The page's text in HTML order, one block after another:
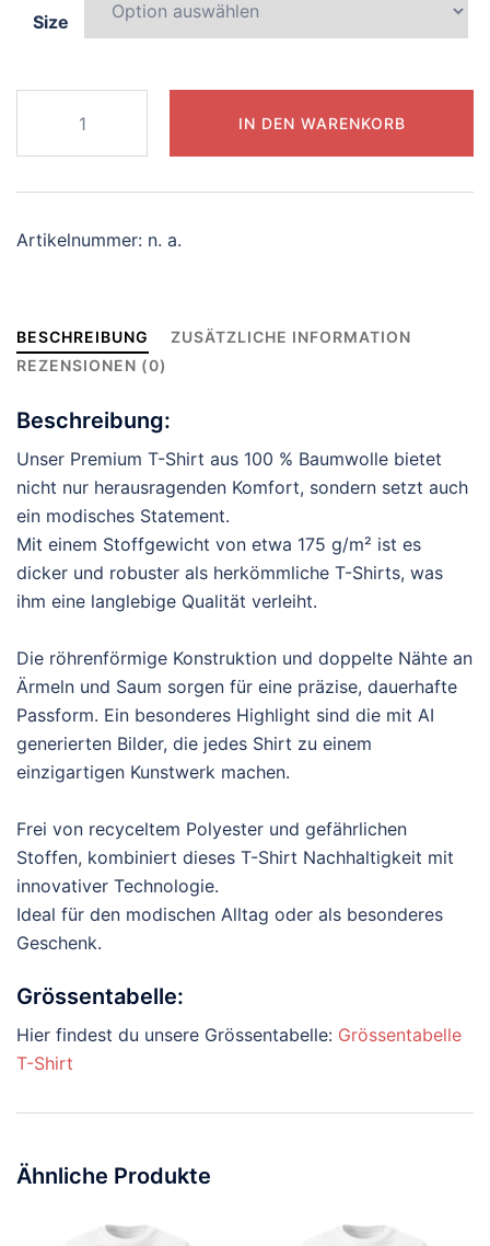
Size
sphinx
Menge
IN DEN WARENKORB
Artikelnummer: n. a.
BESCHREIBUNG
ZUSÄTZLICHE INFORMATION
REZENSIONEN (0)
Beschreibung:
Unser Premium T-Shirt aus 100 % Baumwolle bietet
nicht nur herausragenden Komfort, sondern setzt auch
ein modisches Statement.
Mit einem Stoffgewicht von etwa 175 g/m² ist es
dicker und robuster als herkömmliche T-Shirts, was
ihm eine langlebige Qualität verleiht.
Die röhrenförmige Konstruktion und doppelte Nähte an
Ärmeln und Saum sorgen für eine präzise, dauerhafte
Passform. Ein besonderes Highlight sind die mit AI
generierten Bilder, die jedes Shirt zu einem
einzigartigen Kunstwerk machen.
Frei von recyceltem Polyester und gefährlichen
Stoffen, kombiniert dieses T-Shirt Nachhaltigkeit mit
innovativer Technologie.
Ideal für den modischen Alltag oder als besonderes
Geschenk.
Grössentabelle:
Hier findest du unsere Grössentabelle: Grössentabelle
T-Shirt
Ähnliche Produkte